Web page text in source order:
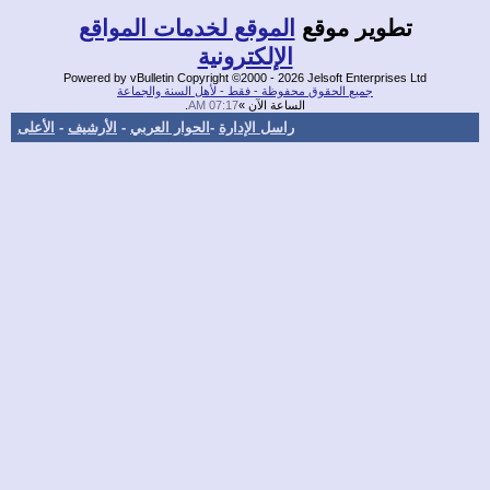
موقعالموقع لخدمات المواقع
Powered by vBulletin Copyright ©2000 - 2026 Jelsoft
جميع الحقوق محفوظة - فقط - لأهل السنة والجماعة
07:17 AM
.
الحوار العربي- الأرشيف- الأعلى